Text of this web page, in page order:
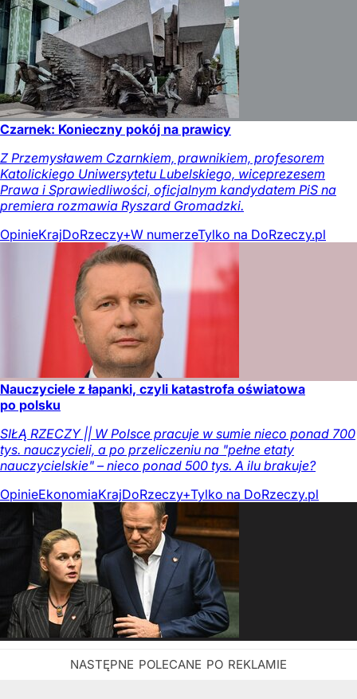
Czarnek: Konieczny pokój na prawicy
Z Przemysławem Czarnkiem, prawnikiem, profesorem
Katolickiego Uniwersytetu Lubelskiego, wiceprezesem
Prawa i Sprawiedliwości, oficjalnym kandydatem PiS na
premiera rozmawia Ryszard Gromadzki.
OpinieKrajDoRzeczy+W numerzeTylko na DoRzeczy.pl
Nauczyciele z łapanki, czyli katastrofa oświatowa
po polsku
SIŁĄ RZECZY || W Polsce pracuje w sumie nieco ponad 700
tys. nauczycieli, a po przeliczeniu na "pełne etaty
nauczycielskie" – nieco ponad 500 tys. A ilu brakuje?
OpinieEkonomiaKrajDoRzeczy+Tylko na DoRzeczy.pl